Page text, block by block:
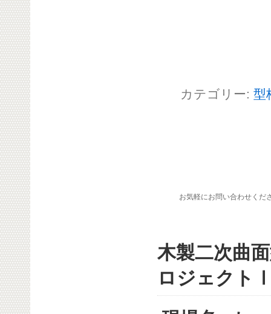
カテゴリー: 型
お気軽にお問い合わせくだ
木製二次曲
ロジェクト